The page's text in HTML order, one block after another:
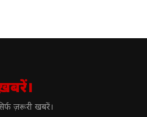
ज़रूरी खबरें।